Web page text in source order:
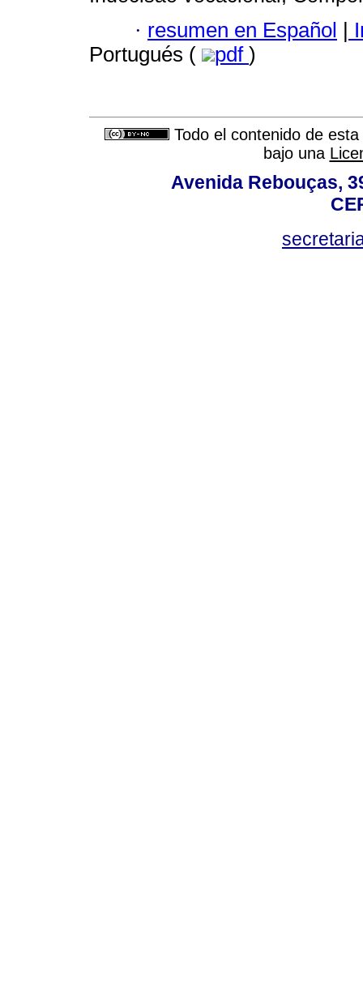
· resumen en Español |
Portugués (
pdf )
Todo el contenido de
bajo una
Avenida Rebouças,